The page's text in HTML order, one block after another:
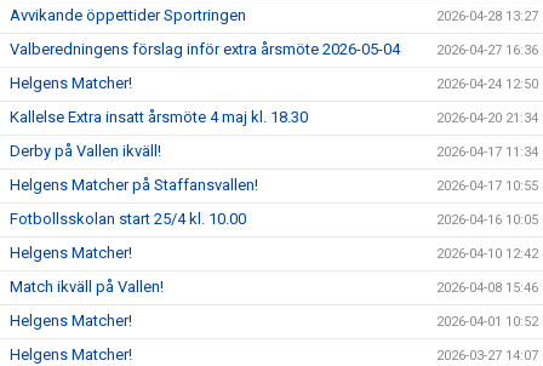
Avvikande öppettider Sportringen 2026-04-28 13:27
Valberedningens förslag inför extra årsmöte 2026-05-04 2026-04-27 16:36
Helgens Matcher! 2026-04-24 12:50
Kallelse Extra insatt årsmöte 4 maj kl. 18.30 2026-04-20 21:34
Derby på Vallen ikväll! 2026-04-17 11:34
Helgens Matcher på Staffansvallen! 2026-04-17 10:55
Fotbollsskolan start 25/4 kl. 10.00 2026-04-16 10:05
Helgens Matcher! 2026-04-10 12:42
Match ikväll på Vallen! 2026-04-08 15:46
Helgens Matcher! 2026-04-01 10:52
Helgens Matcher! 2026-03-27 14:07